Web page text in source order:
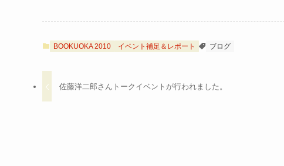
BOOKUOKA 2010 イベント補足＆レポート ブログ
佐藤洋二郎さんトークイベントが行われました。